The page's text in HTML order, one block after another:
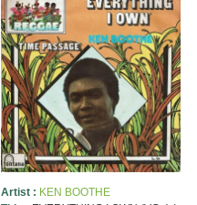
Artist : KEN BOOTHE